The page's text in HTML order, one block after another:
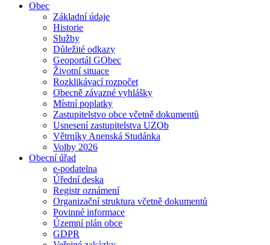
Obec
Základní údaje
Historie
Služby
Důležité odkazy
Geoportál GObec
Životní situace
Rozklikávací rozpočet
Obecně závazné vyhlášky
Místní poplatky
Zastupitelstvo obce včetně dokumentů
Usnesení zastupitelstva UZOb
Větrníky Anenská Studánka
Volby 2026
Obecní úřad
e-podatelna
Úřední deska
Registr oznámení
Organizační struktura včetně dokumentů
Povinné informace
Územní plán obce
GDPR